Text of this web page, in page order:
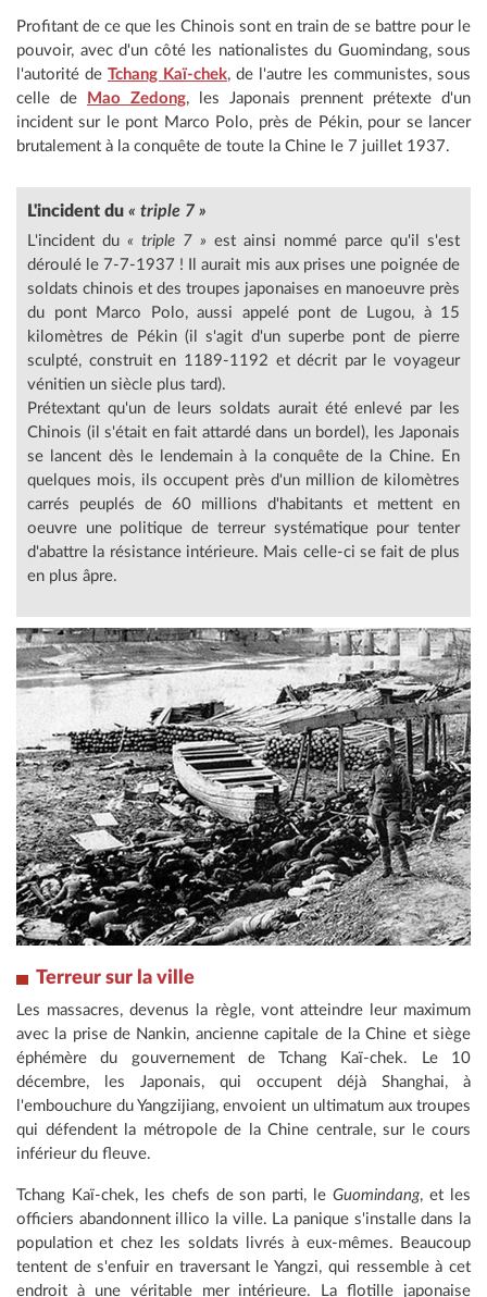
Profitant de ce que les Chinois sont en train de se battre pour le
pouvoir, avec d'un côté les nationalistes du Guomindang, sous
l'autorité de Tchang Kaï-chek, de l'autre les communistes, sous
celle de
Mao Zedong, les Japonais prennent prétexte d'un
incident sur le pont Marco Polo, près de Pékin, pour se lancer
brutalement à la conquête de toute la Chine le 7 juillet 1937.
L'incident du « triple 7 »
L'incident du « triple 7 » est ainsi nommé parce qu'il s'est
déroulé le 7-7-1937 ! Il aurait mis aux prises une poignée de
soldats chinois et des troupes japonaises en manoeuvre près
du pont Marco Polo, aussi appelé pont de Lugou, à 15
kilomètres de Pékin (il s'agit d'un superbe pont de pierre
sculpté, construit en 1189-1192 et décrit par le voyageur
vénitien un siècle plus tard).
Prétextant qu'un de leurs soldats aurait été enlevé par les
Chinois (il s'était en fait attardé dans un bordel), les Japonais
se lancent dès le lendemain à la conquête de la Chine. En
quelques mois, ils occupent près d'un million de kilomètres
carrés peuplés de 60 millions d'habitants et mettent en
oeuvre une politique de terreur systématique pour tenter
d'abattre la résistance intérieure. Mais celle-ci se fait de plus
en plus âpre.
Terreur sur la ville
Les massacres, devenus la règle, vont atteindre leur maximum
avec la prise de Nankin, ancienne capitale de la Chine et siège
éphémère du gouvernement de Tchang Kaï-chek. Le 10
décembre, les Japonais, qui occupent déjà Shanghai, à
l'embouchure du Yangzijiang, envoient un ultimatum aux troupes
qui défendent la métropole de la Chine centrale, sur le cours
inférieur du fleuve.
Tchang Kaï-chek, les chefs de son parti, leGuomindang, et les
officiers abandonnent illico la ville. La panique s'installe dans la
population et chez les soldats livrés à eux-mêmes. Beaucoup
tentent de s'enfuir en traversant le Yangzi, qui ressemble à cet
endroit à une véritable mer intérieure. La flotille japonaise